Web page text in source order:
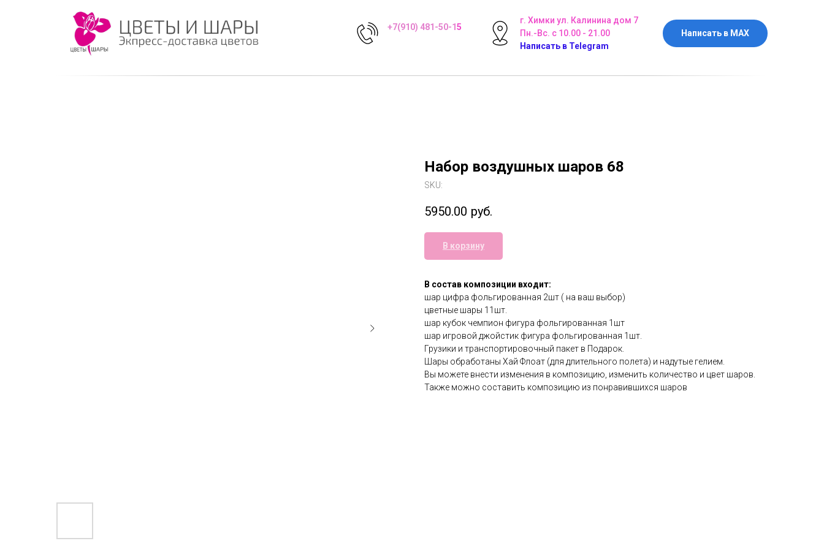
+7(910) 481-50-15
г. Химки ул. Калинина дом 7
Пн.-Вс. с 10.00 - 21.00
Написать в Telegram
Написать в MAX
Набор воздушных шаров 68
SKU:
5950.00 руб.
В корзину
В состав композиции входит:
шар цифра фольгированная 2шт ( на ваш выбор)
цветные шары 11шт.
шар кубок чемпион фигура фольгированная 1шт
шар игровой джойстик фигура фольгированная 1шт.
Грузики и транспортировочный пакет в Подарок.
Шары обработаны Хай Флоат (для длительного полета) и надутые гелием.
Вы можете внести изменения в композицию, изменить количество и цвет шаров.
Также можно составить композицию из понравившихся шаров